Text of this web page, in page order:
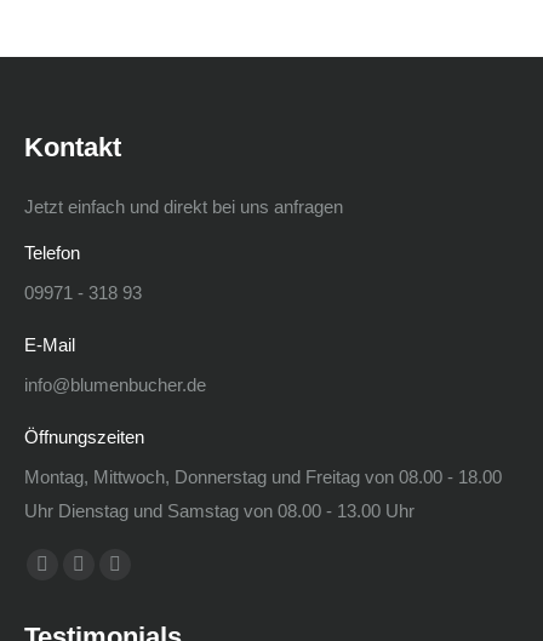
Kontakt
Jetzt einfach und direkt bei uns anfragen
Telefon
09971 - 318 93
E-Mail
info@blumenbucher.de
Öffnungszeiten
Montag, Mittwoch, Donnerstag und Freitag von 08.00 - 18.00
Uhr Dienstag und Samstag von 08.00 - 13.00 Uhr
Finden Sie uns auf: